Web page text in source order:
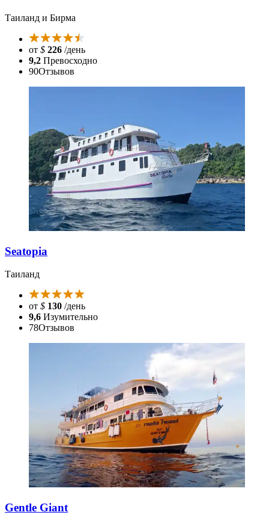
Таиланд и Бирма
от $ 226 /день
9,2 Превосходно
90Отзывов
Seatopia
Таиланд
от $ 130 /день
9,6 Изумительно
78Отзывов
Gentle Giant